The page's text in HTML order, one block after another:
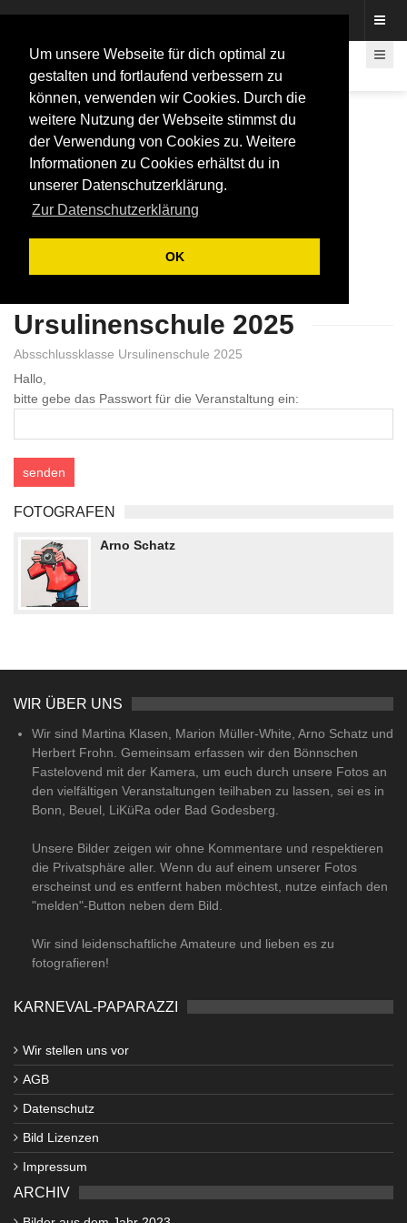
Um unsere Webseite für dich optimal zu
gestalten und fortlaufend verbessern zu
können, verwenden wir Cookies. Durch die
weitere Nutzung der Webseite stimmst du
der Verwendung von Cookies zu. Weitere
Informationen zu Cookies erhältst du in
unserer Datenschutzerklärung.
Zur Datenschutzerklärung
OK
Ursulinenschule 2025
Absschlussklasse Ursulinenschule 2025
Hallo,
bitte gebe das Passwort für die Veranstaltung ein:
FOTOGRAFEN
Arno Schatz
WIR ÜBER UNS
Wir sind Martina Klasen, Marion Müller-White, Arno Schatz und
Herbert Frohn. Gemeinsam erfassen wir den Bönnschen
Fastelovend mit der Kamera, um euch durch unsere Fotos an
den vielfältigen Veranstaltungen teilhaben zu lassen, sei es in
Bonn, Beuel, LiKüRa oder Bad Godesberg.
Unsere Bilder zeigen wir ohne Kommentare und respektieren
die Privatsphäre aller. Wenn du auf einem unserer Fotos
erscheinst und es entfernt haben möchtest, nutze einfach den
"melden"-Button neben dem Bild.
Wir sind leidenschaftliche Amateure und lieben es zu
fotografieren!
KARNEVAL-PAPARAZZI
Wir stellen uns vor
AGB
Datenschutz
Bild Lizenzen
Impressum
ARCHIV